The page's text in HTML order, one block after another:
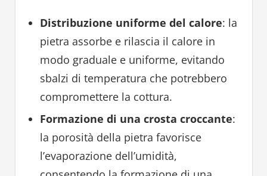
Distribuzione uniforme del calore: la
pietra assorbe e rilascia il calore in
modo graduale e uniforme, evitando
sbalzi di temperatura che potrebbero
compromettere la cottura.
Formazione di una crosta croccante:
la porosità della pietra favorisce
l’evaporazione dell’umidità,